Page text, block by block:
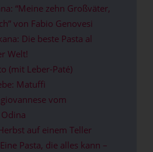
“Meine zehn Großväter,
von Fabio Genovesi
Die beste Pasta al
Welt!
(mit Leber-Paté)
Matuffi
vom
auf einem Teller
Pasta, die alles kann –